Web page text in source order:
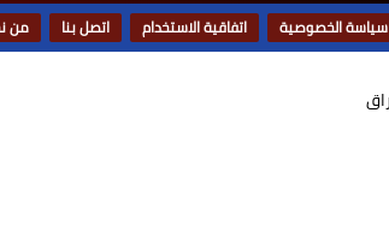
سياسة الخصوصية اتفاقية الاستخدام اتصل بنا من